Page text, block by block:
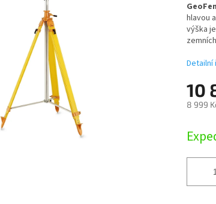
10
8 999
cena:
hlavou
výška
Detailní